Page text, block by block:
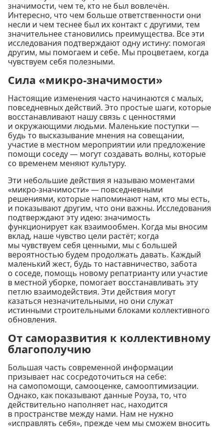
значимости, чем те, кто не был вовлечён.
Интересно, что чем больше ответственности они
несли и чем теснее был их контакт с другими, тем
значительнее становились преимущества. Все эти
исследования подтверждают одну истину: помогая
другим, мы помогаем и себе. Мы процветаем, когда
чувствуем себя полезными.
Сила «микро-значимости»
Настоящие изменения часто начинаются с малых,
повседневных действий. Это простые шаги, которые
восстанавливают нашу связь с ценностями
и окружающими людьми. Маленькие поступки —
будь то высказывание мнения на совещании,
участие в местном мероприятии или предложение
помощи соседу — могут создавать волны, которые
со временем меняют культуру.
Эти небольшие действия я называю моментами
«микро-значимости» — повседневными
решениями, которые напоминают нам, кто мы есть,
и показывают другим, что они важны. Исследования
подтверждают эту идею: значимость
функционирует как взаимообмен. Когда мы вносим
вклад, наше чувство цели растёт; когда
мы чувствуем себя ценными, мы с большей
вероятностью будем продолжать давать. Каждый
маленький жест, будь то наставничество, забота
о соседе, помощь новому репатрианту или участие
в местной уборке, помогает восстанавливать эту
петлю взаимодействия. Эти действия могут
казаться незначительными, но они служат
истинными строительными блоками коллективного
обновления.
От саморазвития к коллективному
благополучию
Большая часть современной информации
призывает нас сосредоточиться на себе:
на самопомощи, самооценке, самооптимизации.
Однако, как показывают данные Роуза, то, что
действительно наполняет нас, находится
в пространстве между нами. Нам не нужно
«исправлять себя», прежде чем мы сможем вносить